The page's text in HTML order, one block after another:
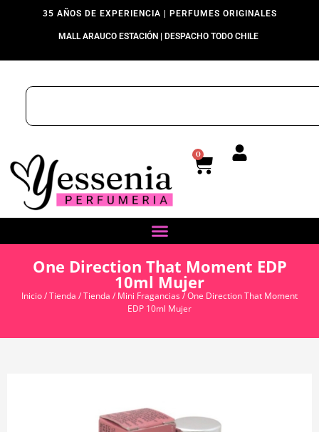
35 AÑOS DE EXPERIENCIA | PERFUMES ORIGINALES
MALL ARAUCO ESTACIÓN | DESPACHO TODO CHILE
0
One Direction That Moment EDP
10ml Mujer
Inicio/Tienda /Tienda / Mini Fragancias/ One Direction That Moment
EDP 10ml Mujer